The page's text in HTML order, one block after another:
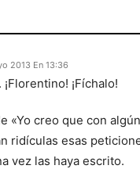
2013 En 13:36
¡Fíchalo!
«Yo creo que con
ridículas esas
vez las haya escrito.